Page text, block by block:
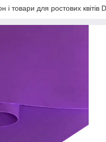
і товари для ростових квітів